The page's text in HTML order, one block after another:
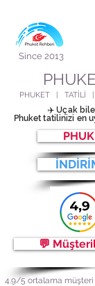
✈️ Uçak
Phuket tatilinizi en
Since 2013
💬
4.9/5 ortalama
PHUKET | TATİLİ |